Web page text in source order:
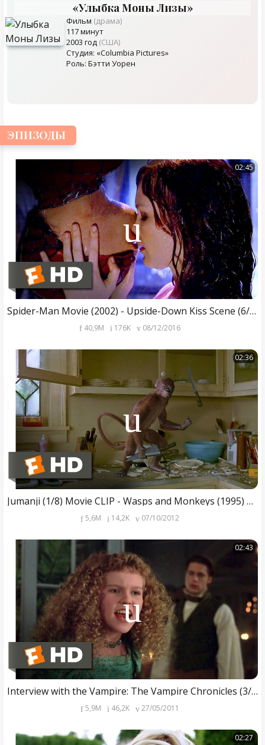
«Улыбка Моны Лизы»
Фильм (драма)
117 минут
2003 год (США)
Студия: «Columbia Pictures»
Роль: Бэтти Уорен
ЭПИЗОДЫ
02:45
Spider-Man Movie (2002) - Upside-Down Kiss Scene (6/10) | Movieclips
40,9M 176K 08/12/2016
02:36
Jumanji (1/8) Movie CLIP - Wasps and Monkeys (1995) HD
5,6M 14,2K 07/10/2012
02:43
Interview with the Vampire: The Vampire Chronicles (3/5) Movie CLIP - Forever Young (1994) HD
5,9M 46,2K 27/05/2011
02:27